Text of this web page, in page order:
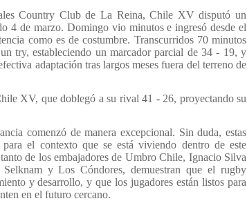
Country Club de La Reina, Chile XV disputó un
4 de marzo. Domingo vio minutos e ingresó desde el
como es de costumbre. Transcurridos 70 minutos
try, estableciendo un marcador parcial de 34 - 19, y
adaptación tras largos meses fuera del terreno de
XV, que doblegó a su rival 41 - 26, proyectando su
comenzó de manera excepcional. Sin duda, estas
el contexto que se está viviendo dentro de este
de los embajadores de Umbro Chile, Ignacio Silva
y Los Cóndores, demuestran que el rugby
y desarrollo, y que los jugadores están listos para
en el futuro cercano.